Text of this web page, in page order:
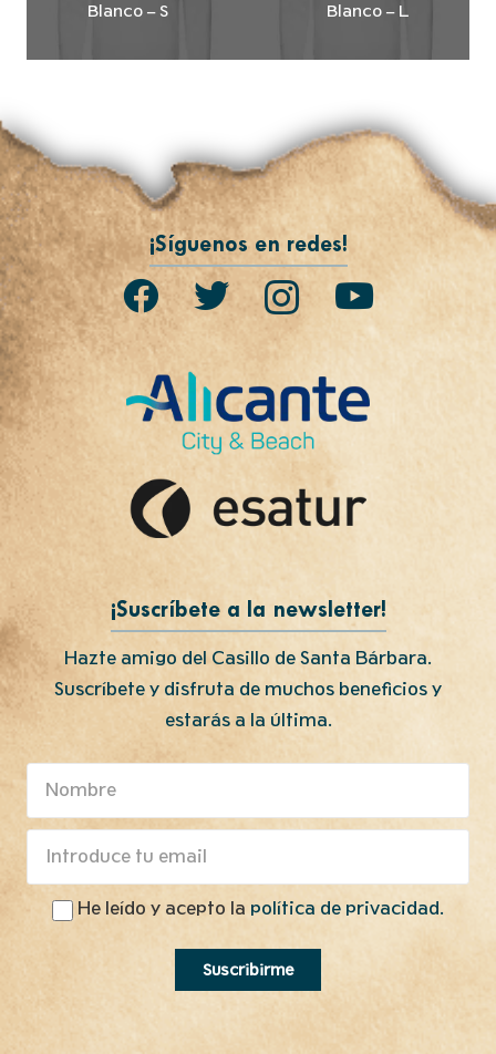
Blanco – S
Blanco – L
¡Síguenos en redes!
¡Suscríbete a la newsletter!
Hazte amigo del Casillo de Santa Bárbara.
Suscríbete y disfruta de muchos beneficios y
estarás a la última.
He leído y acepto la política de privacidad.